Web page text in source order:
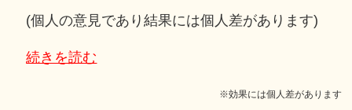
(個人の意見であり結果には個人差があります)
続きを読む
※効果には個人差があります